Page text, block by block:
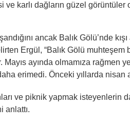
ve karlı dağların güzel
ancak Balık Gölü’nde
Ergül, “Balık Gölü
ayında olmamıza rağmen
erimedi. Önceki yıllarda nisan
ve piknik yapmak isteyenlerin
anlattı.